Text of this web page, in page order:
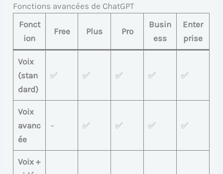
Fonctions avancées de ChatGPT
Fonct
ion
Free Plus Pro
Busin
ess
Enter
prise
Voix
(stan
dard)
✅ ✅ ✅ ✅ ✅
Voix
avanc
ée
– ✅ ✅ ✅ ✅
Voix +